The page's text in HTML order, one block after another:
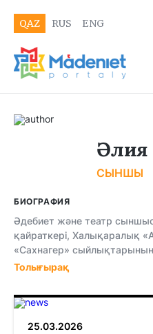
QAZ RUS ENG
Әлия
СЫНШЫ
БИОГРАФИЯ
Әдебиет және театр
қайраткері, Халықаралық
«Сахнагер»
Толығырақ
25.03.2026